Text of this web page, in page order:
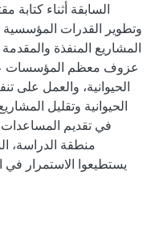
السابقة أثناء
وتطوير القدرات المؤسسية
المشاريع المنفذة
عزوف معظم المؤسسات عن
الحيوانية، والعمل على
الحيوانية وتقليل
في تقديم
منطقة الدراسة،
يستطيعوا الاستمرار